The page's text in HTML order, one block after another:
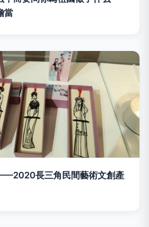
當
長三角民間藝術文創產